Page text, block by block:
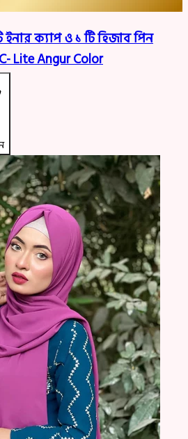
ইনার ক্যাপ ও ১ টি হিজাব পিন
Lite Angur Color